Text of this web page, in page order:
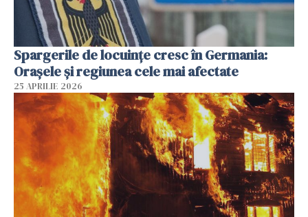
Spargerile de locuințe cresc în Germania:
Orașele și regiunea cele mai afectate
25 APRILIE 2026